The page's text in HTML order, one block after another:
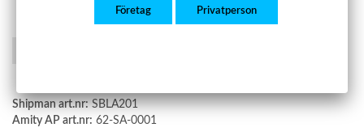
Shipman art.nr: SBLA201
Amity AP art.nr: 62-SA-0001
Företag Privatperson